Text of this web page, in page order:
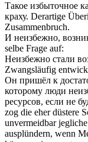
Такое избыточное
краху. Derartige
Zusammenbruch.
И неизбежно,
selbe Frage auf:
Неизбежно стали
Zwangsläufig
Он пришёл к
которому люди
ресурсов, если не
zog die eher düstere
unvermeidbarjegliche
ausplündern, wenn